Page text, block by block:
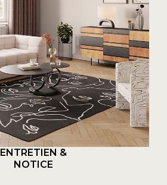
ENTRETIEN &
NOTICE